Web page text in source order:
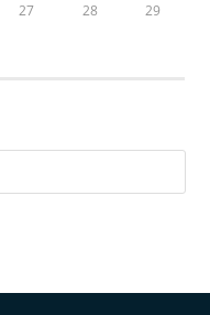
27 28 29